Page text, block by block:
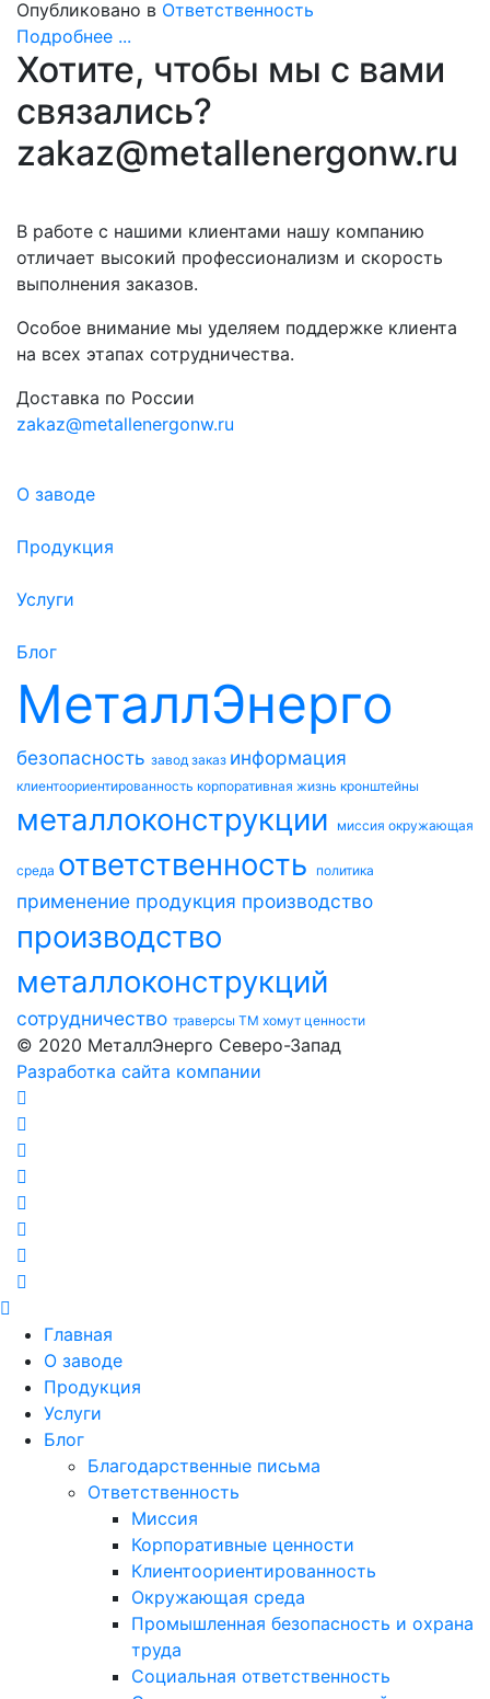
Опубликовано в Ответственность
Подробнее ...
Хотите, чтобы мы с вами
связались?
zakaz@metallenergonw.ru
В работе с нашими клиентами нашу компанию
отличает высокий профессионализм и скорость
выполнения заказов.
Особое внимание мы уделяем поддержке клиента
на всех этапах сотрудничества.
Доставка по России
zakaz@metallenergonw.ru
О заводе
Продукция
Услуги
Блог
МеталлЭнерго
безопасность завод заказ информация
клиентоориентированность корпоративная жизнь кронштейны
металлоконструкции миссия окружающая
среда ответственность политика
применение продукция производство
производство
металлоконструкций
сотрудничество траверсы ТМ хомут ценности
© 2020 МеталлЭнерго Северо-Запад
Разработка сайта компании
Главная
О заводе
Продукция
Услуги
Блог
Благодарственные письма
Ответственность
Миссия
Корпоративные ценности
Клиентоориентированность
Окружающая среда
Промышленная безопасность и охрана
труда
Социальная ответственность